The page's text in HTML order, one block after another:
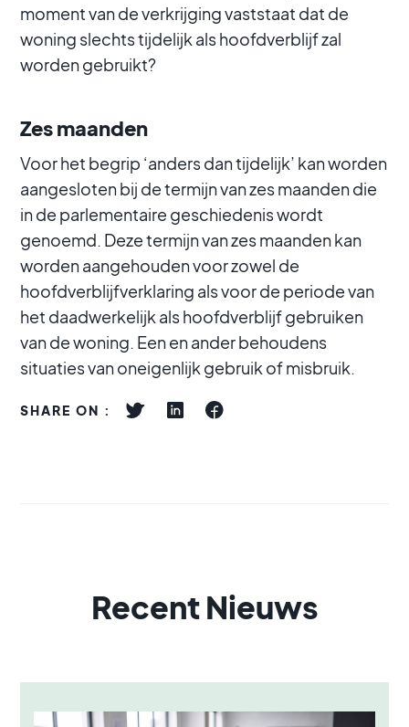
moment van de verkrijging vaststaat dat de
woning slechts tijdelijk als hoofdverblijf zal
worden gebruikt?
Zes maanden
Voor het begrip ‘anders dan tijdelijk’ kan worden
aangesloten bij de termijn van zes maanden die
in de parlementaire geschiedenis wordt
genoemd. Deze termijn van zes maanden kan
worden aangehouden voor zowel de
hoofdverblijfverklaring als voor de periode van
het daadwerkelijk als hoofdverblijf gebruiken
van de woning. Een en ander behoudens
situaties van oneigenlijk gebruik of misbruik.
SHARE ON :
Recent Nieuws